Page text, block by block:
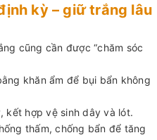
kỳ – giữ trắng lâu
cũng cần được “chăm sóc
khăn ẩm để bụi bẩn không
kết hợp vệ sinh dây và lót.
thấm, chống bẩn để tăng